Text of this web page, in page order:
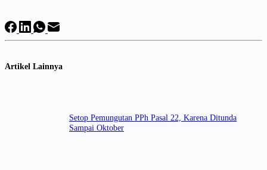
Artikel Lainnya
Setop Pemungutan PPh Pasal 22, Karena Ditunda
Sampai Oktober